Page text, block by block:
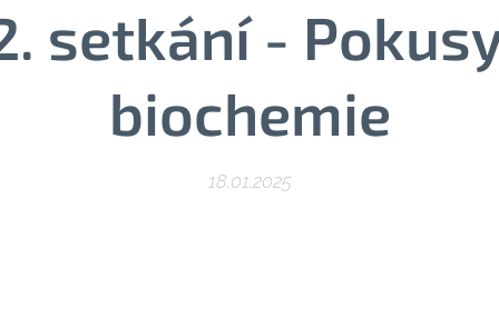
setkání -
biochemie
18.01.2025